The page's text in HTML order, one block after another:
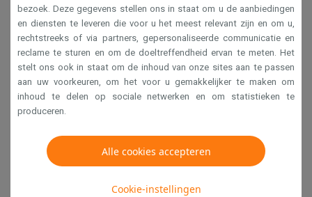
Verkoopsvoorwaarden
Privacy
Disclaimer
Cookies
Krëfel NV - Steenstraat 44 - Industriezone 4 "T Sas",
1851 Humbeek, België
bezoek. Deze gegevens stellen ons in staat om u de aanbiedingen
en diensten te leveren die voor u het meest relevant zijn en om u,
rechtstreeks of via partners, gepersonaliseerde communicatie en
reclame te sturen en om de doeltreffendheid ervan te meten. Het
stelt ons ook in staat om de inhoud van onze sites aan te passen
aan uw voorkeuren, om het voor u gemakkelijker te maken om
inhoud te delen op sociale netwerken en om statistieken te
produceren.
Alle cookies accepteren
Cookie-instellingen